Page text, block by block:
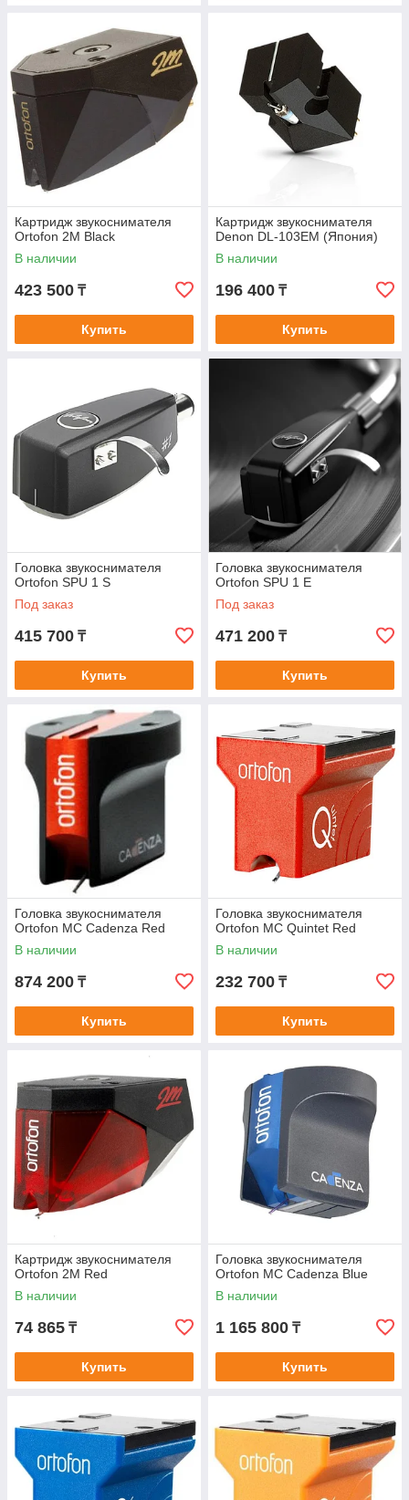
Картридж звукоснимателя
Ortofon 2M Black
В наличии
423 500 ₸
Купить
Картридж звукоснимателя
Denon DL-103EM (Япония)
В наличии
196 400 ₸
Купить
Головка звукоснимателя
Ortofon SPU 1 S
Под заказ
415 700 ₸
Купить
Головка звукоснимателя
Ortofon SPU 1 E
Под заказ
471 200 ₸
Купить
Головка звукоснимателя
Ortofon MC Cadenza Red
В наличии
874 200 ₸
Купить
Головка звукоснимателя
Ortofon MC Quintet Red
В наличии
232 700 ₸
Купить
Картридж звукоснимателя
Ortofon 2M Red
В наличии
74 865 ₸
Купить
Головка звукоснимателя
Ortofon MC Cadenza Blue
В наличии
1 165 800 ₸
Купить